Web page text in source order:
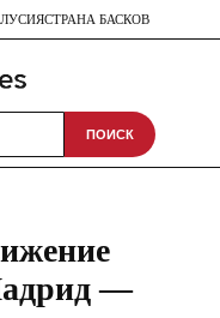
СТРАНА БАСКОВ
ПОИСК
—